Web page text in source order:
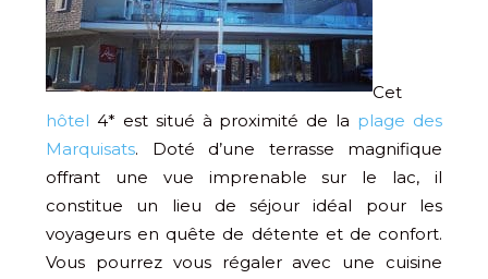
Cet
hôtel 4* est situé à proximité de la plage des
Marquisats. Doté d’une terrasse magnifique
offrant une vue imprenable sur le lac, il
constitue un lieu de séjour idéal pour les
voyageurs en quête de détente et de confort.
Vous pourrez vous régaler avec une cuisine